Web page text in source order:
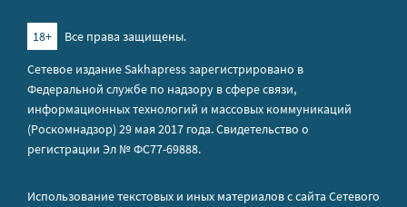
18+
Все права защищены.
Сетевое издание Sakhapress зарегистрировано в
Федеральной службе по надзору в сфере связи,
информационных технологий и массовых коммуникаций
(Роскомнадзор) 29 мая 2017 года. Свидетельство о
регистрации Эл № ФС77-69888.
Использование текстовых и иных материалов с сайта Сетевого